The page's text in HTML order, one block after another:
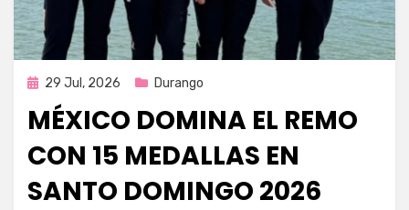
Publicada
29 Jul, 2026 Durango
MÉXICO DOMINA EL REMO
CON 15 MEDALLAS EN
SANTO DOMINGO 2026